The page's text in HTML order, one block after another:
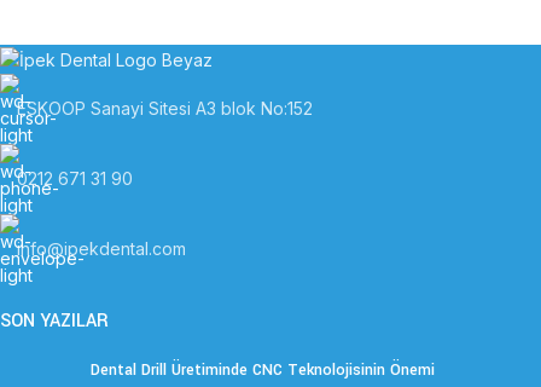
ESKOOP Sanayi Sitesi A3 blok No:152
0212 671 31 90
info@ipekdental.com
SON YAZILAR
Dental Drill Üretiminde CNC Teknolojisinin Önemi